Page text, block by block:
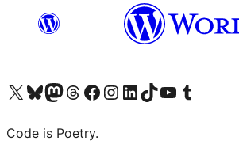
Visit our X (formerly Twitter) account
Visit our Bluesky account
Visit our Mastodon account
Visit our Threads account
Visit our Facebook page
Visit our Instagram account
Visit our LinkedIn account
Visit our TikTok account
Visit our YouTube channel
Visit our Tumblr account
Code is Poetry.